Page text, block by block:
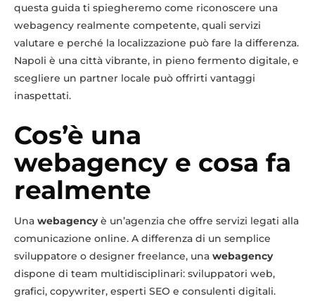
questa guida ti spiegheremo come riconoscere una
webagency realmente competente, quali servizi
valutare e perché la localizzazione può fare la differenza.
Napoli è una città vibrante, in pieno fermento digitale, e
scegliere un partner locale può offrirti vantaggi
inaspettati.
Cos’è una
webagency e cosa fa
realmente
Una webagencyè un’agenzia che offre servizi legati alla
comunicazione online. A differenza di un semplice
sviluppatore o designer freelance, una webagency
dispone di team multidisciplinari: sviluppatori web,
grafici, copywriter, esperti SEO e consulenti digitali.